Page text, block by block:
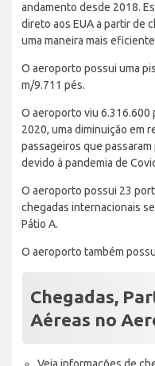
andamento desde 2018.
direto aos EUA a partir de
uma maneira mais
O aeroporto possui uma
m/9.711 pés.
O aeroporto viu 6.316.600
2020, uma diminuição em
passageiros que
devido à pandemia de
O aeroporto possui 23
chegadas internacionais
Pátio A.
O aeroporto também
Chegadas,
Aéreas no